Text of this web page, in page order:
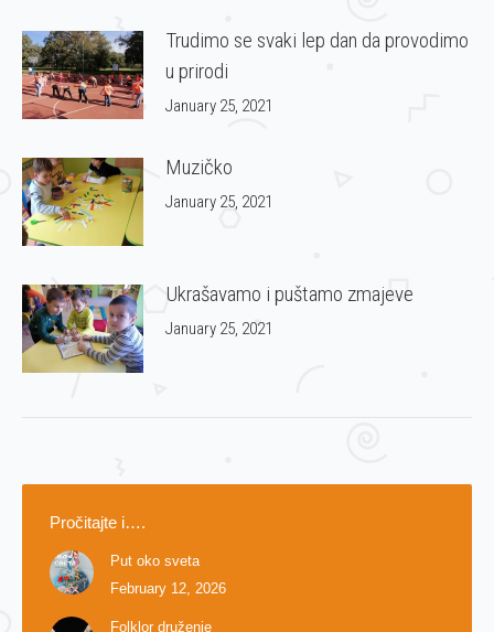
Trudimo se svaki lep dan da provodimo
u prirodi
January 25, 2021
Muzičko
January 25, 2021
Ukrašavamo i puštamo zmajeve
January 25, 2021
Pročitajte i….
Put oko sveta
February 12, 2026
Folklor druženje